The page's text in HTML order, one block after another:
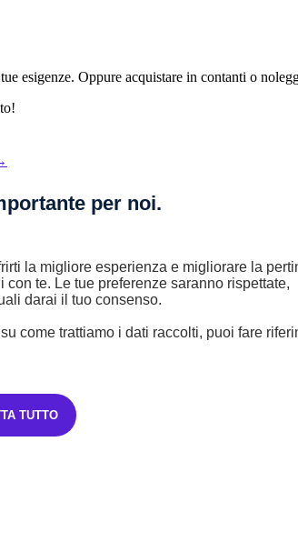
esigenze. Oppure acquistare in contanti o
fino al 31/08/2026. Salvo approvazione
per noi.
la migliore esperienza e migliorare la
te. Le tue preferenze saranno rispettate,
darai il tuo consenso.
come trattiamo i dati raccolti, puoi fare
TUTTO